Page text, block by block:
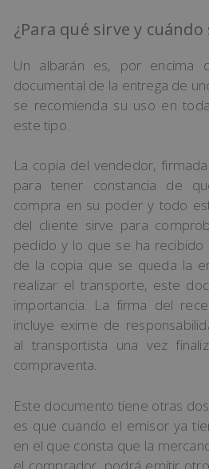
¿Para qué sirve y cuándo
Un albarán es, por encima
documental de la entrega de
se recomienda su uso en
este tipo.
La copia del vendedor,
para tener constancia de
compra en su poder y todo
del cliente sirve para
pedido y lo que se ha recibido
de la copia que se queda la
realizar el transporte, este
importancia. La firma del
incluye exime de
al transportista una vez
compraventa.
Este documento tiene otras
es que cuando el emisor ya
en el que consta que la
el comprador, podrá emitir